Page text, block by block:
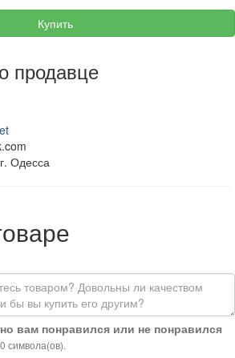
Купить
продавце
Одесса
вам понравился или не понравился
символа(ов).